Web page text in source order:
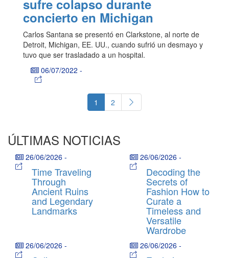
sufre colapso durante
concierto en Michigan
Carlos Santana se presentó en Clarkstone, al norte de
Detroit, Michigan, EE. UU., cuando sufrió un desmayo y
tuvo que ser trasladado a un hospital.
06/07/2022 -
1 2
ÚLTIMAS NOTICIAS
26/06/2026 -
Time Traveling
Through
Ancient Ruins
and Legendary
Landmarks
26/06/2026 -
Decoding the
Secrets of
Fashion How to
Curate a
Timeless and
Versatile
Wardrobe
26/06/2026 - 26/06/2026 -